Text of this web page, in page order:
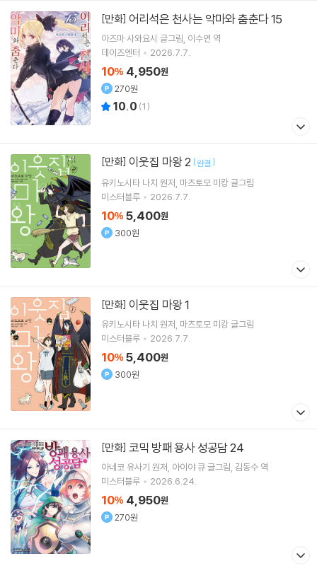
[만화] 어리석은 천사는 악마와 춤춘다 15
아즈마 사와요시 글그림 이수연 역
데이즈엔터
2026.7.7.
10% 4,950원
270원
10.0 (1)
[만화] 이웃집 마왕 2 [완결 ]
유키노시타 나치 원저 마츠토모 미캉글그림
미스터블루
2026.7.7.
10% 5,400원
300원
[만화] 이웃집 마왕 1
유키노시타 나치 원저 마츠토모 미캉글그림
미스터블루
2026.7.7.
10% 5,400원
300원
[만화] 코믹 방패 용사 성공담 24
아네코 유사기 원저 아이야 큐글그림 김동수 역
미스터블루
2026.6.24.
10% 4,950원
270원